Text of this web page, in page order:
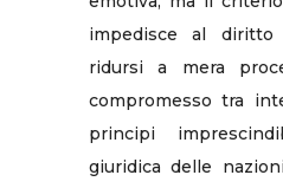
impedisce al diritto
ridursi a mera
compromesso tra
principi
giuridica delle